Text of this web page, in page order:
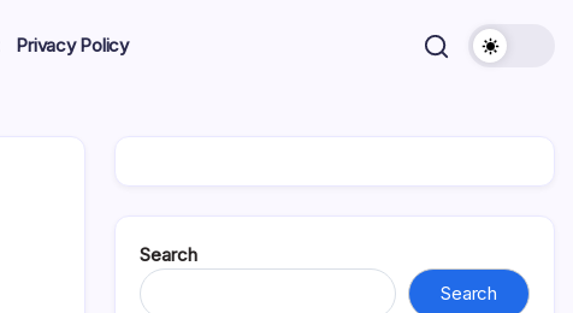
Privacy Policy
Search
Search